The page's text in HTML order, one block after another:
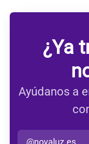
¿Ya
Ayúdanos a
@novaluz.es